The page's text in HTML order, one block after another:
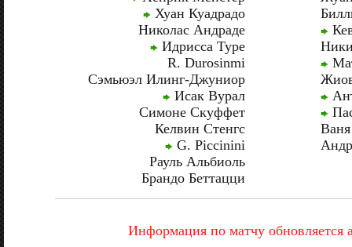
Хуан Куадрадо
Николас Андраде
Идрисса Туре
R. Durosinmi
Сэмьюэл Илинг-Джуниор
Исак Вурал
Симоне Скуффет
Келвин Стенгс
G. Piccinini
Рауль Альбиоль
Брандо Беттацци
Информация по матчу обновляется